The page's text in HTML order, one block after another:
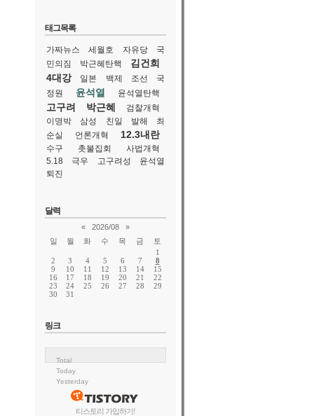
태그목록
가짜뉴스 세월호 자유당
국
민의짐
박근혜탄핵
김건희
4대강
일본 백제 조선
국
정원
윤석열 윤석열탄핵
고구려 박근혜
검찰개혁
이명박
삼성 친일 발해
최
순실
언론개혁 12.3내란
수구 촛불집회
사법개혁
5.18
극우 고구려성
윤석열
퇴진
달력
« 2026/08
»
일
월 화 수 목 금
토
1
2
3 4 5 6 7
8
9
10 11 12 13 14
15
16
17 18 19 20 21
22
23
24 25 26 27 28
29
30
31
링크
Total
Today
Yesterday
티스토리 가입하기!